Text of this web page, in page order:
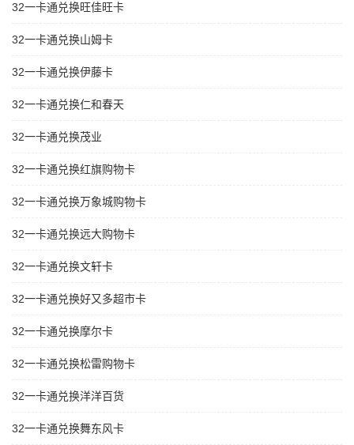
32一卡通兑换旺佳旺卡
32一卡通兑换山姆卡
32一卡通兑换伊藤卡
32一卡通兑换仁和春天
32一卡通兑换茂业
32一卡通兑换红旗购物卡
32一卡通兑换万象城购物卡
32一卡通兑换远大购物卡
32一卡通兑换文轩卡
32一卡通兑换好又多超市卡
32一卡通兑换摩尔卡
32一卡通兑换松雷购物卡
32一卡通兑换洋洋百货
32一卡通兑换舞东风卡